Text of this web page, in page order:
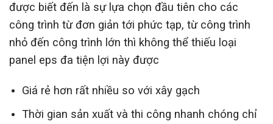
được biết đến là sự lựa chọn đầu tiên cho các
công trình từ đơn giản tới phức tạp, từ công trình
nhỏ đến công trình lớn thì không thể thiếu loại
panel eps đa tiện lợi này được
Giá rẻ hơn rất nhiều so với xây gạch
Thời gian sản xuất và thi công nhanh chóng chỉ